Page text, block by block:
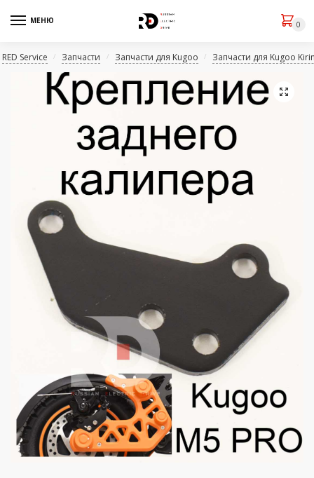
МЕНЮ 0
RED Service / Запчасти / Запчасти для Kugoo / Запчасти для Kugoo
🔍